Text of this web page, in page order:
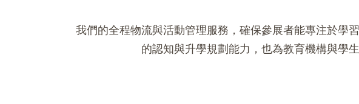
我們的全程物流與活動管理服務，確保參展者能專注於學
的認知與升學規劃能力，也為教育機構與學